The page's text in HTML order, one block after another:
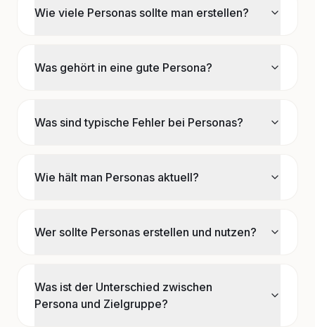
Wie viele Personas sollte man erstellen?
Was gehört in eine gute Persona?
Was sind typische Fehler bei Personas?
Wie hält man Personas aktuell?
Wer sollte Personas erstellen und nutzen?
Was ist der Unterschied zwischen
Persona und Zielgruppe?